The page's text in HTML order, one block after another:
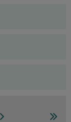
zur nächsten Seite
zur